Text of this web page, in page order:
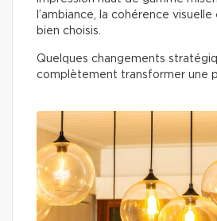
l’ambiance, la cohérence
bien choisis.
Quelques changements
complètement transformer une